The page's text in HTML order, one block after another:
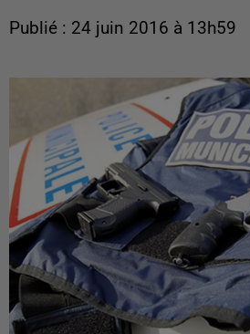
Publié : 24 juin 2016 à 13h59